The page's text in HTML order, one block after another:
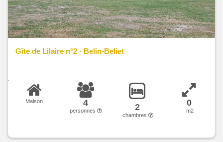
Gîte de Lilaire n°2 - Belin-Beliet
Maison 4
personnes 2
chambres
0
m2